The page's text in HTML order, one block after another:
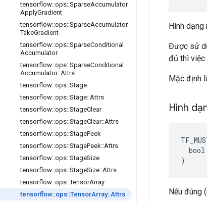
tensorflow::ops::SparseAccumulator
ApplyGradient
tensorflow::ops::SparseAccumulator
TakeGradient
tensorflow::ops::SparseConditional
Accumulator
tensorflow::ops::SparseConditional
Accumulator::Attrs
tensorflow::ops::Stage
tensorflow::ops::Stage::Attrs
tensorflow::ops::StageClear
tensorflow::ops::StageClear::Attrs
tensorflow::ops::StagePeek
tensorflow::ops::StagePeek::Attrs
tensorflow::ops::StageSize
tensorflow::ops::StageSize::Attrs
tensorflow::ops::TensorArray
tensorflow::ops::TensorArray::Attrs
Hình dạng
Được sử
đủ thì việc
Mặc định
Hình
bool
)
Nếu đúng